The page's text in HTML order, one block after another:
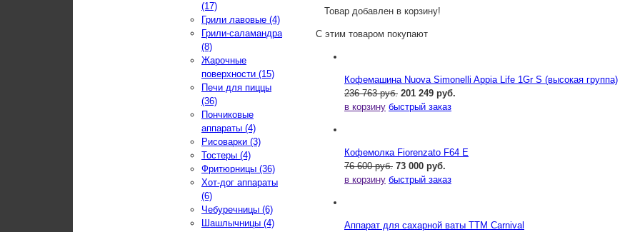
Товар добавлен в корзину!
С этим товаром покупают
Кофемашина Nuova Simonelli Appia Life 1Gr S (высокая группа)
236 763 руб. 201 249 руб.
в корзину быстрый заказ
Кофемолка Fiorenzato F64 E
76 600 руб. 73 000 руб.
в корзину быстрый заказ
Аппарат для сахарной ваты ТТМ Carnival
(17)
Грили лавовые (4)
Грили-саламандра
(8)
Жарочные
поверхности (15)
Печи для пиццы
(36)
Пончиковые
аппараты (4)
Рисоварки (3)
Тостеры (4)
Фритюрницы (36)
Хот-дог аппараты
(6)
Чебуречницы (6)
Шашлычницы (4)